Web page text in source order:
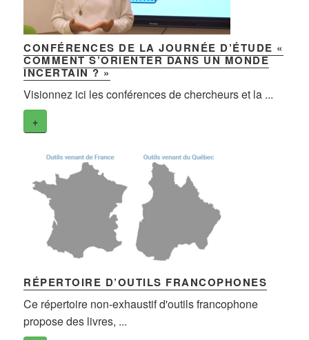
CONFÉRENCES DE LA JOURNÉE D’ÉTUDE «
COMMENT S’ORIENTER DANS UN MONDE
INCERTAIN ? »
Visionnez ici les conférences de chercheurs et la ...
+
RÉPERTOIRE D’OUTILS FRANCOPHONES
Ce répertoire non-exhaustif d'outils francophone
propose des livres, ...